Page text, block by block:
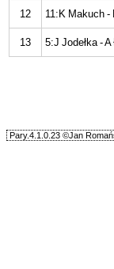
12
11:K Makuch
13
5:J Jodełka -
Pary.4.1.0.23 ©Jan